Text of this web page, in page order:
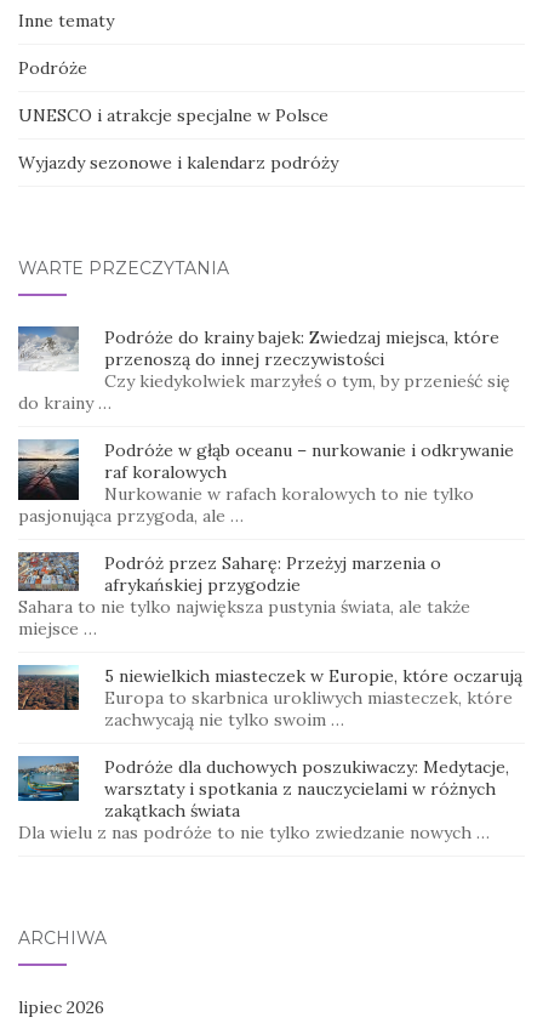
Inne tematy
Podróże
UNESCO i atrakcje specjalne w Polsce
Wyjazdy sezonowe i kalendarz podróży
WARTE PRZECZYTANIA
Podróże do krainy bajek: Zwiedzaj miejsca, które
przenoszą do innej rzeczywistości
Czy kiedykolwiek marzyłeś o tym, by przenieść się
do krainy …
Podróże w głąb oceanu – nurkowanie i odkrywanie
raf koralowych
Nurkowanie w rafach koralowych to nie tylko
pasjonująca przygoda, ale …
Podróż przez Saharę: Przeżyj marzenia o
afrykańskiej przygodzie
Sahara to nie tylko największa pustynia świata, ale także
miejsce …
5 niewielkich miasteczek w Europie, które oczarują
Europa to skarbnica urokliwych miasteczek, które
zachwycają nie tylko swoim …
Podróże dla duchowych poszukiwaczy: Medytacje,
warsztaty i spotkania z nauczycielami w różnych
zakątkach świata
Dla wielu z nas podróże to nie tylko zwiedzanie nowych …
ARCHIWA
lipiec 2026